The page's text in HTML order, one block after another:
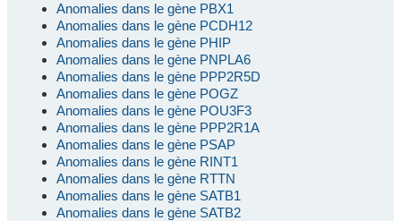
Anomalies dans le gène PBX1
Anomalies dans le gène PCDH12
Anomalies dans le gène PHIP
Anomalies dans le gène PNPLA6
Anomalies dans le gène PPP2R5D
Anomalies dans le gène POGZ
Anomalies dans le gène POU3F3
Anomalies dans le gène PPP2R1A
Anomalies dans le gène PSAP
Anomalies dans le gène RINT1
Anomalies dans le gène RTTN
Anomalies dans le gène SATB1
Anomalies dans le gène SATB2